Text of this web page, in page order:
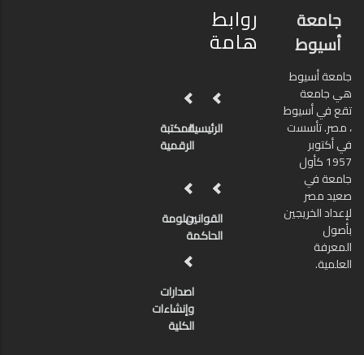
جامعة
أسيوط
جامعة أسيوط
هي جامعة
تقع في أسيوط
، مصر. تأسست
في أكتوبر
1957 كأول
جامعة في
صعيد مصر
لإعداد الخريجين
بأصول
المعرفة
العلمية.
روابط
هامة
الرئيسيةالمكتبة
الرقمية
القوانين
الحاكمة
دبلومة
اصدارات
وإنشاءات
الكلية